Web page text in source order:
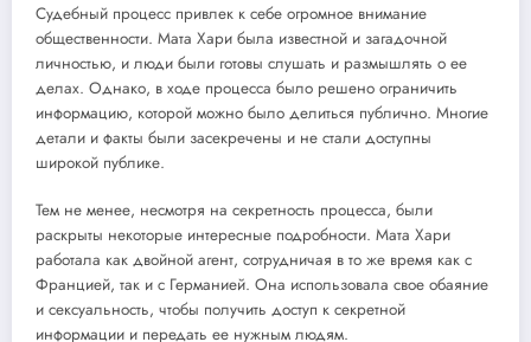
Судебный процесс привлек к себе огромное внимание
общественности. Мата Хари была известной и загадочной
личностью, и люди были готовы слушать и размышлять о ее
делах. Однако, в ходе процесса было решено ограничить
информацию, которой можно было делиться публично. Многие
детали и факты были засекречены и не стали доступны
широкой публике.
Тем не менее, несмотря на секретность процесса, были
раскрыты некоторые интересные подробности. Мата Хари
работала как двойной агент, сотрудничая в то же время как с
Францией, так и с Германией. Она использовала свое обаяние
и сексуальность, чтобы получить доступ к секретной
информации и передать ее нужным людям.